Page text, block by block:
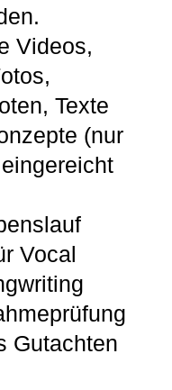
Videos,
Texte
(nur
Vocal
Gutachten